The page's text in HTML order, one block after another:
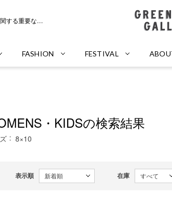
【INFORMATION】令和8年熊本地震に伴う配送に関する重要なお知らせ
FASHION FESTIVAL
・KIDSの検索結果
8×10
表示順 在庫